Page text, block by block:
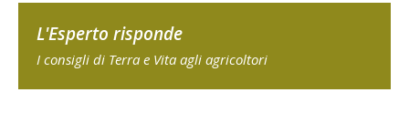
L'Esperto risponde
I consigli di Terra e Vita agli agricoltori